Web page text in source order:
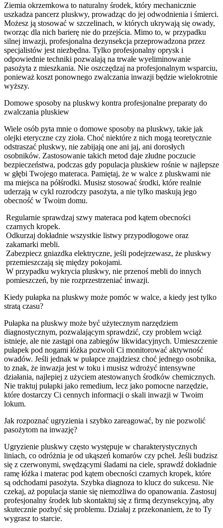
Ziemia okrzemkowa to naturalny środek, który mechanicznie
uszkadza pancerz pluskwy, prowadząc do jej odwodnienia i śmierci.
Możesz ją stosować w szczelinach, w których ukrywają się owady,
tworząc dla nich barierę nie do przejścia. Mimo to, w przypadku
silnej inwazji, profesjonalna dezynsekcja przeprowadzona przez
specjalistów jest niezbędna. Tylko profesjonalny oprysk i
odpowiednie techniki pozwalają na trwałe wyeliminowanie
pasożyta z mieszkania. Nie oszczędzaj na profesjonalnym wsparciu,
ponieważ koszt ponownego zwalczania inwazji będzie wielokrotnie
wyższy.
Domowe sposoby na pluskwy kontra profesjonalne preparaty do
zwalczania pluskiew
Wiele osób pyta mnie o domowe sposoby na pluskwy, takie jak
olejki eteryczne czy zioła. Choć niektóre z nich mogą teoretycznie
odstraszać pluskwy, nie zabijają one ani jaj, ani dorosłych
osobników. Zastosowanie takich metod daje złudne poczucie
bezpieczeństwa, podczas gdy populacja pluskiew rośnie w najlepsze
w głębi Twojego materaca. Pamiętaj, że w walce z pluskwami nie
ma miejsca na półśrodki. Musisz stosować środki, które realnie
uderzają w cykl rozrodczy pasożyta, a nie tylko maskują jego
obecność w Twoim domu.
Regularnie sprawdzaj szwy materaca pod kątem obecności
czarnych kropek.
Odkurzaj dokładnie wszystkie listwy przypodłogowe oraz
zakamarki mebli.
Zabezpiecz gniazdka elektryczne, jeśli podejrzewasz, że pluskwy
przemieszczają się między pokojami.
W przypadku wykrycia pluskwy, nie przenoś mebli do innych
pomieszczeń, by nie rozprzestrzeniać inwazji.
Kiedy pułapka na pluskwy może pomóc w walce, a kiedy jest tylko
stratą czasu?
Pułapka na pluskwy może być użytecznym narzędziem
diagnostycznym, pozwalającym sprawdzić, czy problem wciąż
istnieje, ale nie zastąpi ona zabiegów likwidacyjnych. Umieszczenie
pułapek pod nogami łóżka pozwoli Ci monitorować aktywność
owadów. Jeśli jednak w pułapce znajdziesz choć jednego osobnika,
to znak, że inwazja jest w toku i musisz wdrożyć intensywne
działania, najlepiej z użyciem atestowanych środków chemicznych.
Nie traktuj pułapki jako remedium, lecz jako pomocne narzędzie,
które dostarczy Ci cennych informacji o skali inwazji w Twoim
lokum.
Jak rozpoznać ugryzienia i szybko zareagować, by nie pozwolić
pasożytom na inwazję?
Ugryzienie pluskwy często występuje w charakterystycznych
liniach, co odróżnia je od ukąszeń komarów czy pcheł. Jeśli budzisz
się z czerwonymi, swędzącymi śladami na ciele, sprawdź dokładnie
ramę łóżka i materac pod kątem obecności czarnych kropek, które
są odchodami pasożyta. Szybka diagnoza to klucz do sukcesu. Nie
czekaj, aż populacja stanie się niemożliwa do opanowania. Zastosuj
profesjonalny środek lub skontaktuj się z firmą dezynsekcyjną, aby
skutecznie pozbyć się problemu. Działaj z przekonaniem, że to Ty
wygrasz to starcie.